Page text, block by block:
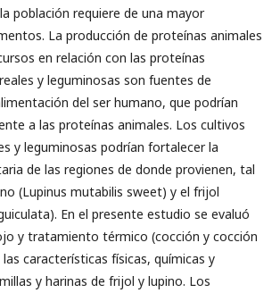
población requiere de una mayor
La producción de proteínas animales
en relación con las proteínas
y leguminosas son fuentes de
del ser humano, que podrían
a las proteínas animales. Los cultivos
y leguminosas podrían fortalecer la
de las regiones de donde provienen, tal
(Lupinus mutabilis sweet) y el frijol
En el presente estudio se evaluó
y tratamiento térmico (cocción y cocción
características físicas, químicas y
y harinas de frijol y lupino. Los